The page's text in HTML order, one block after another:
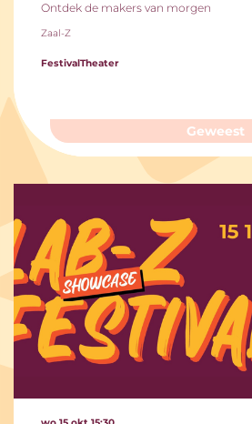
Ontdek de makers van morgen
Zaal-Z
FestivalTheater
Geweest